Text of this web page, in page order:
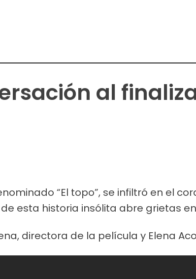
al
“El topo”, se infiltró en el
esta historia insólita abre grietas
directora de la película y Elena